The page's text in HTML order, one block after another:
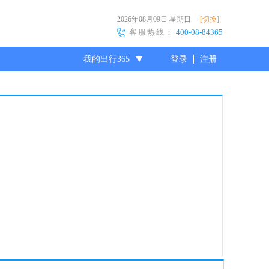
2026年08月09日 星期日 [切换]
客服热线： 400-08-84365
我的出行365 登录 注册